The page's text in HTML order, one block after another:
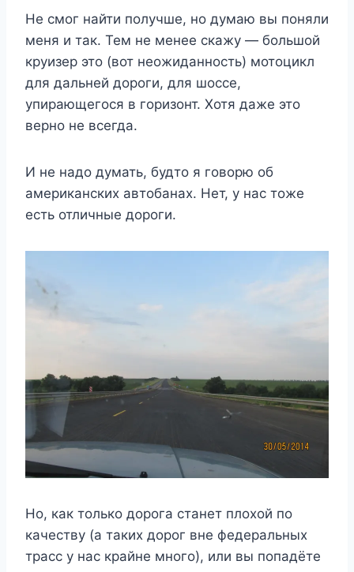
Не смог найти получше, но думаю вы поняли
меня и так. Тем не менее скажу — большой
круизер это (вот неожиданность) мотоцикл
для дальней дороги, для шоссе,
упирающегося в горизонт. Хотя даже это
верно не всегда.
И не надо думать, будто я говорю об
американских автобанах. Нет, у нас тоже
есть отличные дороги.
Но, как только дорога станет плохой по
качеству (а таких дорог вне федеральных
трасс у нас крайне много), или вы попадёте